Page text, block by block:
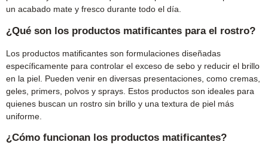
un acabado mate y fresco durante todo el día.
¿Qué son los productos matificantes para el rostro?
Los productos matificantes son formulaciones diseñadas
específicamente para controlar el exceso de sebo y reducir el brillo
en la piel. Pueden venir en diversas presentaciones, como cremas,
geles, primers, polvos y sprays. Estos productos son ideales para
quienes buscan un rostro sin brillo y una textura de piel más
uniforme.
¿Cómo funcionan los productos matificantes?